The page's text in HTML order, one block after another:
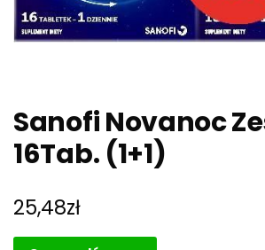
Sanofi Novanoc
16Tab. (1+1)
25,48zł